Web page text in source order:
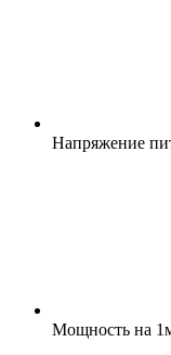
Напряжение
Мощность на